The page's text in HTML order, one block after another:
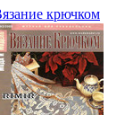
крючком